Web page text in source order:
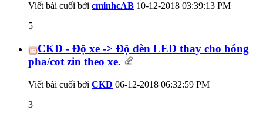
Viết bài cuối bởi cminhcAB 10-12-2018 03:39:13 PM
5
CKD - Độ xe -> Độ đèn LED thay cho bóng
pha/cot zin theo xe.
Viết bài cuối bởi CKD 06-12-2018 06:32:59 PM
3